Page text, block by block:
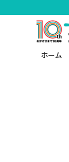
ホーム